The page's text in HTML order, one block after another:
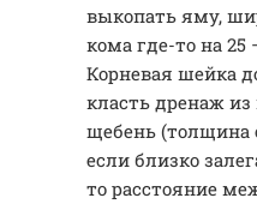
выкопать яму,
кома где-то на 25
Корневая шейка
класть дренаж из
щебень (толщина
если близко
то расстояние